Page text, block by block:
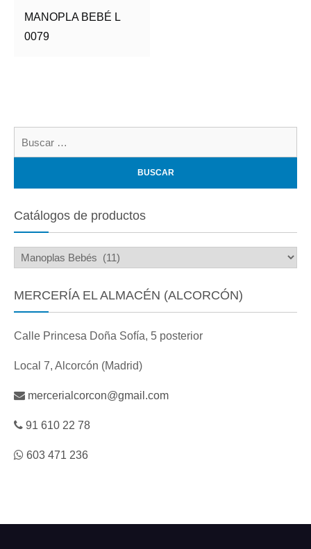
MANOPLA BEBÉ L
0079
Catálogos de productos
MERCERÍA EL ALMACÉN (ALCORCÓN)
Calle Princesa Doña Sofía, 5 posterior
Local 7, Alcorcón (Madrid)
mercerialcorcon@gmail.com
91 610 22 78
603 471 236